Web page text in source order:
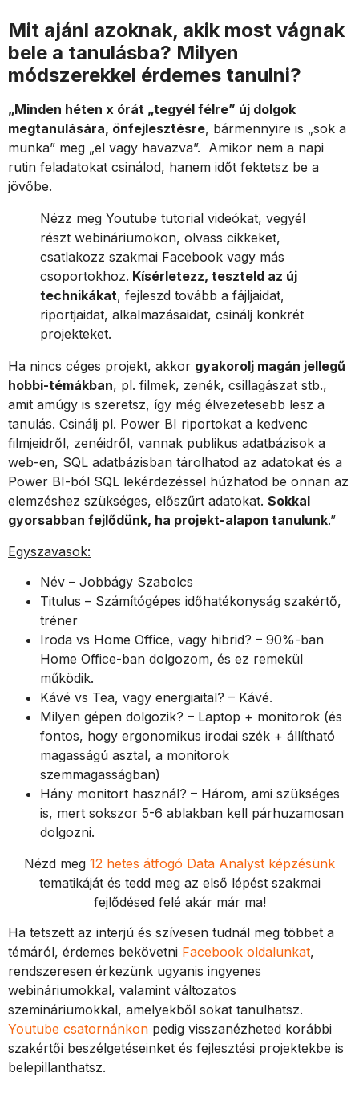
Mit ajánl azoknak, akik most vágnak
bele a tanulásba? Milyen
módszerekkel érdemes tanulni?
„Minden héten x órát „tegyél félre” új dolgok
megtanulására, önfejlesztésre, bármennyire is „sok a
munka” meg „el vagy havazva”. Amikor nem a napi
rutin feladatokat csinálod, hanem időt fektetsz be a
jövőbe.
Nézz meg Youtube tutorial videókat, vegyél
részt webináriumokon, olvass cikkeket,
csatlakozz szakmai Facebook vagy más
csoportokhoz. Kísérletezz, teszteld az új
technikákat, fejleszd tovább a fájljaidat,
riportjaidat, alkalmazásaidat, csinálj konkrét
projekteket.
Ha nincs céges projekt, akkor gyakorolj magán jellegű
hobbi-témákban, pl. filmek, zenék, csillagászat stb.,
amit amúgy is szeretsz, így még élvezetesebb lesz a
tanulás. Csinálj pl. Power BI riportokat a kedvenc
filmjeidről, zenéidről, vannak publikus adatbázisok a
web-en, SQL adatbázisban tárolhatod az adatokat és a
Power BI-ból SQL lekérdezéssel húzhatod be onnan az
elemzéshez szükséges, előszűrt adatokat. Sokkal
gyorsabban fejlődünk, ha projekt-alapon tanulunk.”
Egyszavasok:
Név – Jobbágy Szabolcs
Titulus – Számítógépes időhatékonyság szakértő,
tréner
Iroda vs Home Office, vagy hibrid? – 90%-ban
Home Office-ban dolgozom, és ez remekül
működik.
Kávé vs Tea, vagy energiaital? – Kávé.
Milyen gépen dolgozik? – Laptop + monitorok (és
fontos, hogy ergonomikus irodai szék + állítható
magasságú asztal, a monitorok
szemmagasságban)
Hány monitort használ? – Három, ami szükséges
is, mert sokszor 5-6 ablakban kell párhuzamosan
dolgozni.
Nézd meg 12 hetes átfogó Data Analyst képzésünk
tematikáját és tedd meg az első lépést szakmai
fejlődésed felé akár már ma!
Ha tetszett az interjú és szívesen tudnál meg többet a
témáról, érdemes bekövetni Facebook oldalunkat,
rendszeresen érkezünk ugyanis ingyenes
webináriumokkal, valamint változatos
szemináriumokkal, amelyekből sokat tanulhatsz.
Youtube csatornánkon pedig visszanézheted korábbi
szakértői beszélgetéseinket és fejlesztési projektekbe is
belepillanthatsz.